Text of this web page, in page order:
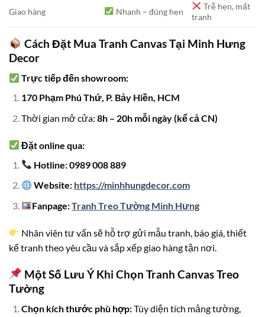
Giao hàng Nhanh – đúng hẹn
Trễ hẹn, mất
tranh
Cách Đặt Mua Tranh Canvas Tại Minh Hưng
Decor
Trực tiếp đến showroom:
170 Phạm Phú Thứ, P. Bảy Hiền, HCM
Thời gian mở cửa: 8h – 20h mỗi ngày (kể cả CN)
Đặt online qua:
Hotline: 0989 008 889
Website: https://minhhungdecor.com
Fanpage:Tranh Treo Tường Minh Hưng
Nhân viên tư vấn sẽ hỗ trợ gửi mẫu tranh, báo giá, thiết
kế tranh theo yêu cầu và sắp xếp giao hàng tận nơi.
Một Số Lưu Ý Khi Chọn Tranh Canvas Treo
Tường
Chọn kích thước phù hợp:Tùy diện tích mảng tường,